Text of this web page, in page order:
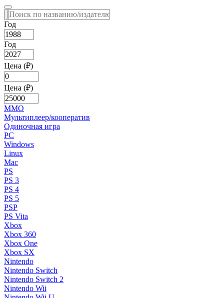
Год
Год
Цена (₽)
Цена (₽)
MMO
Мультиплеер/кооператив
Одиночная игра
PC
Windows
Linux
Mac
PS
PS 3
PS 4
PS 5
PSP
PS Vita
Xbox
Xbox 360
Xbox One
Xbox SX
Nintendo
Nintendo Switch
Nintendo Switch 2
Nintendo Wii